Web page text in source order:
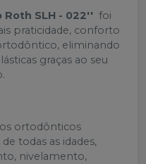
SLH - 022'' foi
praticidade, conforto
eliminando
graças ao seu
ortodônticos
todas as idades,
nivelamento,